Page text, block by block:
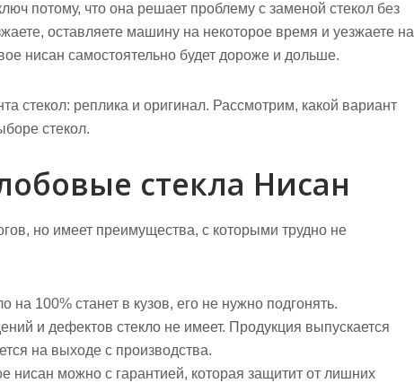
потому, что она решает проблему с заменой стекол без
оставляете машину на некоторое время и уезжаете на
нисан самостоятельно будет дороже и дольше.
стекол: реплика и оригинал. Рассмотрим, какой вариант
стекол.
стекла Нисан
но имеет преимущества, с которыми трудно не
100% станет в кузов, его не нужно подгонять.
и дефектов стекло не имеет. Продукция выпускается
на выходе с производства.
нисан можно с гарантией, которая защитит от лишних